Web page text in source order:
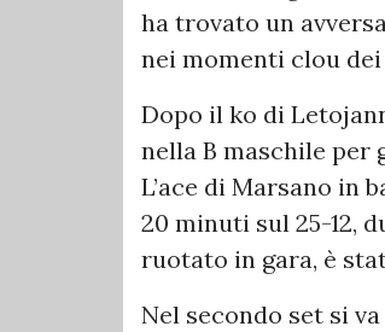
ha trovato un
nei momenti clou
Dopo il ko di
nella B maschile per
L’ace di Marsano in
20 minuti sul 25-12,
ruotato in gara, è
Nel secondo set si